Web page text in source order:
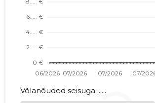
Võlanõuded seisuga ......